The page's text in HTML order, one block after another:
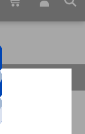
44m: 28s